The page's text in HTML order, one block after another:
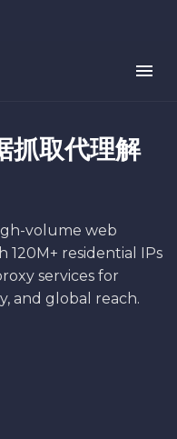
抓取代理解
volume web
120M+ residential IPs
services for
and global reach.